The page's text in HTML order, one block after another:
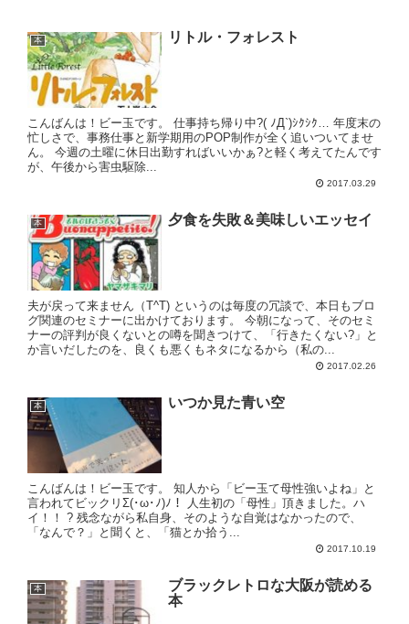
本 リトル・フォレスト
こんばんは！ビー玉です。 仕事持ち帰り中?( ﾉД`)ｼｸｼｸ… 年度末の
忙しさで、事務仕事と新学期用のPOP制作が全く追いついてませ
ん。 今週の土曜に休日出勤すればいいかぁ?と軽く考えてたんです
が、午後から害虫駆除...
2017.03.29
本 夕食を失敗＆美味しいエッセイ
夫が戻って来ません（T^T) というのは毎度の冗談で、本日もブロ
グ関連のセミナーに出かけております。 今朝になって、そのセミ
ナーの評判が良くないとの噂を聞きつけて、「行きたくない?」と
か言いだしたのを、良くも悪くもネタになるから（私の...
2017.02.26
本 いつか見た青い空
こんばんは！ビー玉です。 知人から「ビー玉て母性強いよね」と
言われてビックリΣ(･ω･ﾉ)ﾉ！ 人生初の「母性」頂きました。ハ
イ！！ ? 残念ながら私自身、そのような自覚はなかったので、
「なんで？」と聞くと、「猫とか拾う...
2017.10.19
本
ブラックレトロな大阪が読める
本